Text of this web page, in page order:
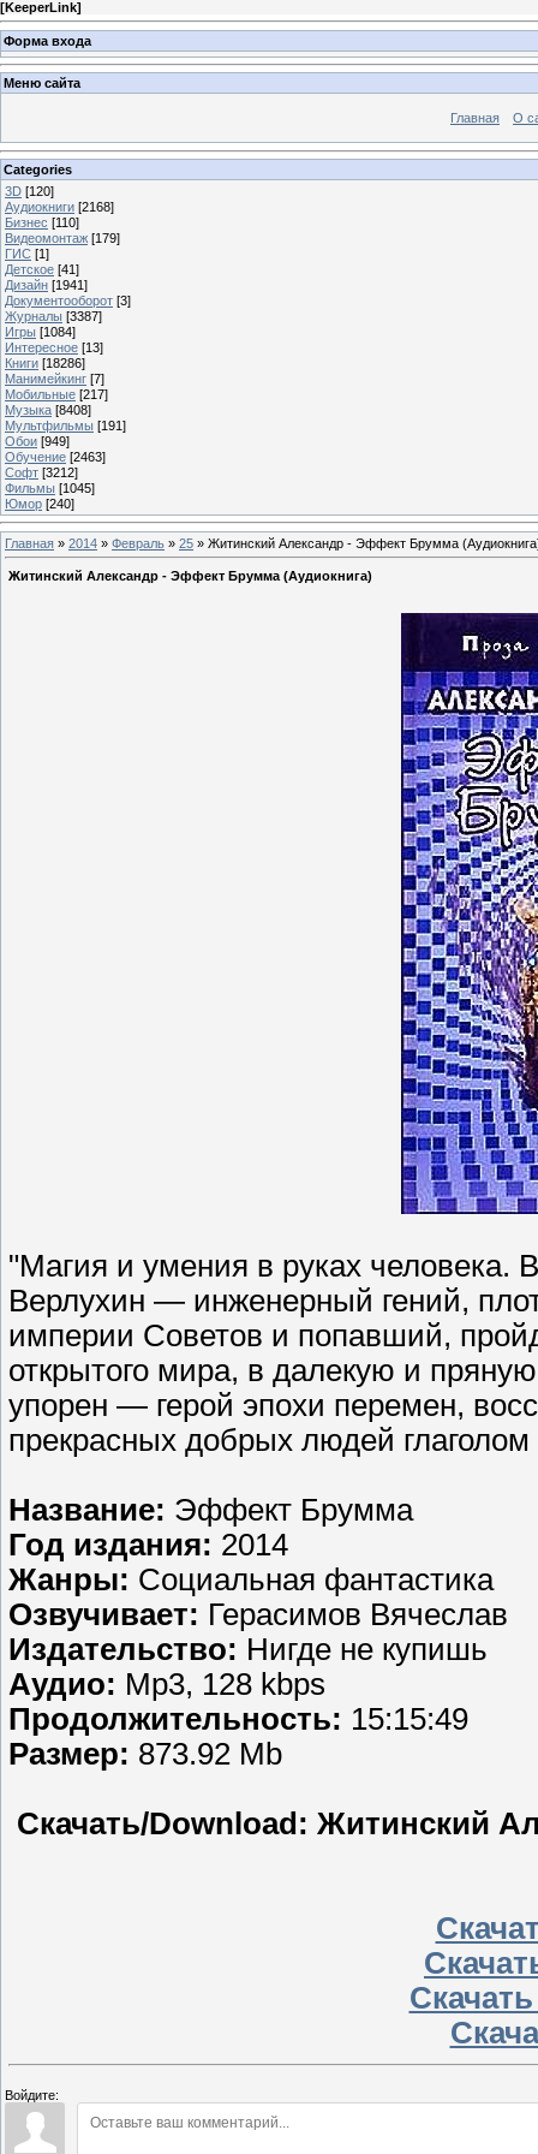
[KeeperLink]
Форма входа
Меню сайта
Главная О
Categories
3D [120]
Аудиокниги [2168]
Бизнес [110]
Видеомонтаж [179]
ГИС [1]
Детское [41]
Дизайн [1941]
Документооборот [3]
Журналы [3387]
Игры [1084]
Интересное [13]
Книги [18286]
Манимейкинг [7]
Мобильные [217]
Музыка [8408]
Мультфильмы [191]
Обои [949]
Обучение [2463]
Софт [3212]
Фильмы [1045]
Юмор [240]
Главная » 2014 » Февраль » 25 » Житинский Александр - Эффект Брумма
Житинский Александр - Эффект Брумма (Аудиокнига)
"Магия и умения в руках
Верлухин — инженерный гений,
империи Советов и попавший,
открытого мира, в далекую и
упорен — герой эпохи перемен,
прекрасных добрых людей
Название: Эффект Брумма
Год издания: 2014
Жанры: Социальная фантастика
Озвучивает: Герасимов Вячеслав
Издательство: Нигде не купишь
Аудио: Мр3, 128 kbps
Продолжительность: 15:15:49
Размер: 873.92 Mb
Скачать/Download: Житинский
Войдите: